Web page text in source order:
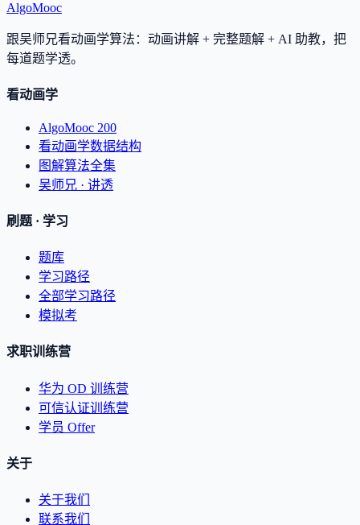
AlgoMooc
跟吴师兄看动画学算法：动画讲解 + 完整题解 + AI 助教，把
每道题学透。
看动画学
AlgoMooc 200
看动画学数据结构
图解算法全集
吴师兄 · 讲透
刷题 · 学习
题库
学习路径
全部学习路径
模拟考
求职训练营
华为 OD 训练营
可信认证训练营
学员 Offer
关于
关于我们
联系我们